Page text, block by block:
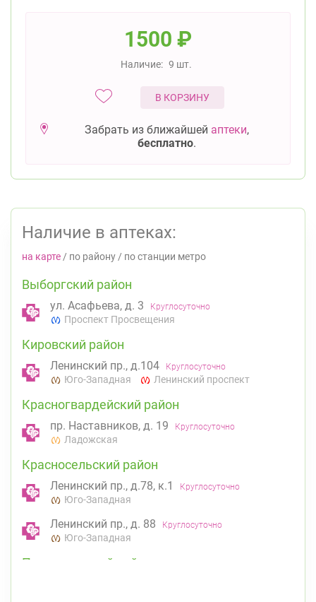
1500 ₽
Наличие: 9 шт.
В КОРЗИНУ
Забрать из ближайшей аптеки,
бесплатно.
Наличие в аптеках:
на карте / по району / по станции метро
Выборгский район
ул. Асафьева, д. 3 Круглосуточно
Проспект Просвещения
Кировский район
Ленинский пр., д.104 Круглосуточно
Юго-Западная Ленинский проспект
Красногвардейский район
пр. Наставников, д. 19 Круглосуточно
Ладожская
Красносельский район
Ленинский пр., д.78, к.1 Круглосуточно
Юго-Западная
Ленинский пр., д. 88 Круглосуточно
Юго-Западная
Петроградский район